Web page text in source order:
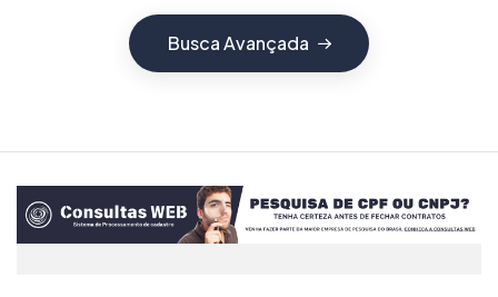
Busca Avançada